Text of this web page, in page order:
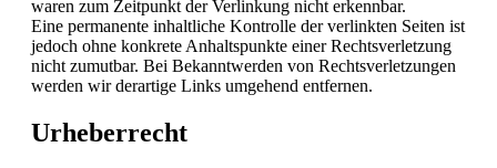
waren zum Zeitpunkt der Verlinkung nicht erkennbar.
Eine permanente inhaltliche Kontrolle der verlinkten Seiten ist
jedoch ohne konkrete Anhaltspunkte einer Rechtsverletzung
nicht zumutbar. Bei Bekanntwerden von Rechtsverletzungen
werden wir derartige Links umgehend entfernen.
Urheberrecht